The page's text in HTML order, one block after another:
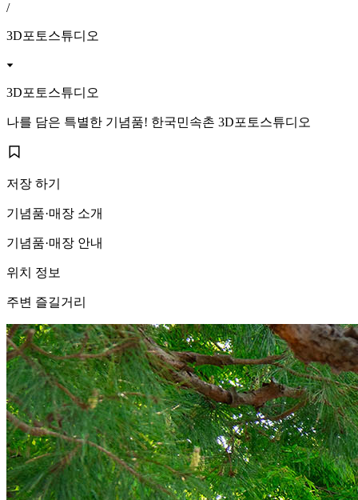
/
3D포토스튜디오
3D포토스튜디오
나를 담은 특별한 기념품! 한국민속촌 3D포토스튜디오
저장 하기
기념품·매장 소개
기념품·매장 안내
위치 정보
주변 즐길거리